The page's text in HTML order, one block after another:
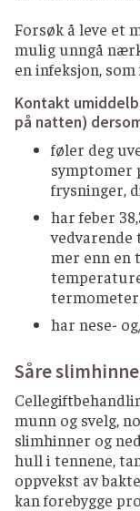
Forsøk å leve et
mulig unngå
en infeksjon,
Kontakt
på natten)
føler deg
symptomer
frysninger,
har feber
vedvarende
mer enn en
har nese-
Såre
munn og svelg,
slimhinner og
hull i tennene,
oppvekst av
kan forebygge